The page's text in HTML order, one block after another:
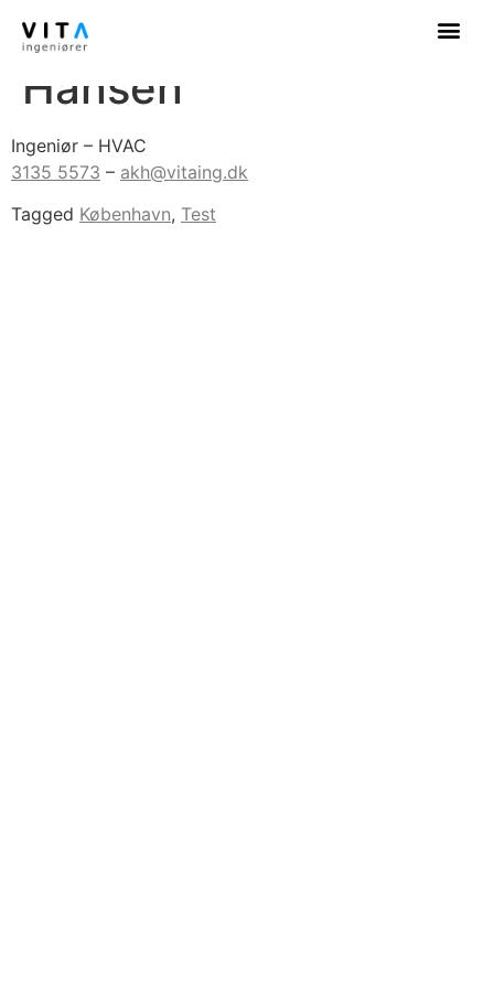
Andreas Kofoed-
Hansen
Ingeniør – HVAC
3135 5573 – akh@vitaing.dk
Tagged København, Test